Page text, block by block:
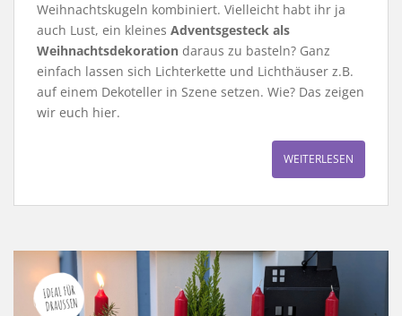
Weihnachtskugeln kombiniert. Vielleicht habt ihr ja
auch Lust, ein kleines Adventsgesteck als
Weihnachtsdekoration daraus zu basteln? Ganz
einfach lassen sich Lichterkette und Lichthäuser z.B.
auf einem Dekoteller in Szene setzen. Wie? Das zeigen
wir euch hier.
WEITERLESEN